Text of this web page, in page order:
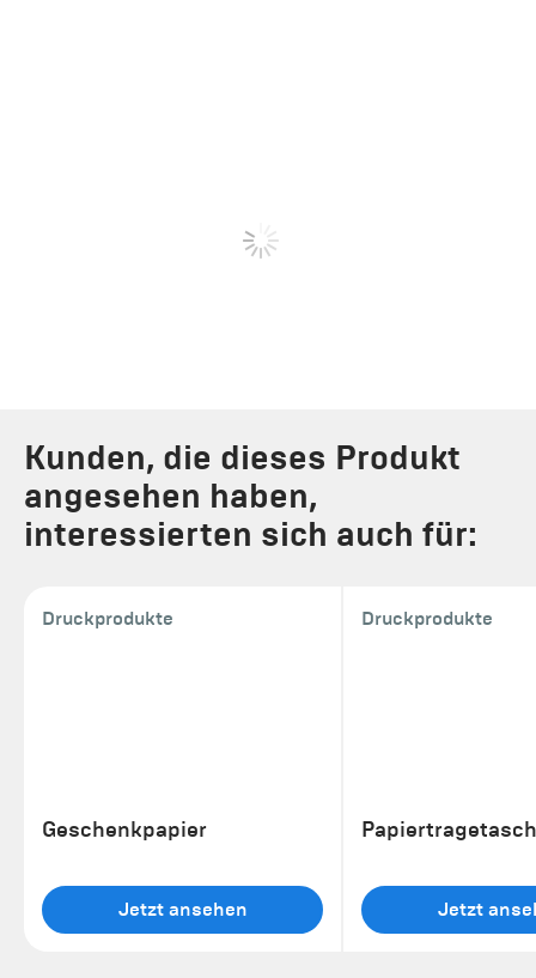
Kunden, die dieses Produkt
angesehen haben,
interessierten sich auch für:
Druckprodukte
Geschenkpapier
Jetzt ansehen
Druckprodukte
Jetzt